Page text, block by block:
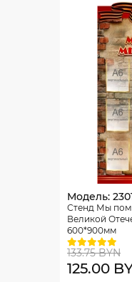
Модель:
Стенд Мы
Великой
600*900мм
133.75 BYN
125.00